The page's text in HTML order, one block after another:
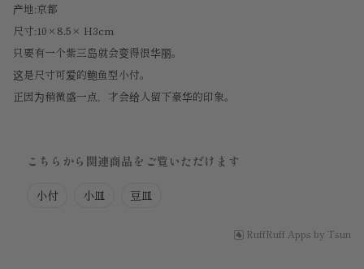
产地:京都
尺寸:10×8.5× H3cm
只要有一个紫三岛就会变得很华丽。
这是尺寸可爱的鲍鱼型小付。
正因为稍微盛一点，才会给人留下豪华的印象。
こちらから関連商品をご覧いただけます
小付 小皿 豆皿
RuffRuff Apps by Tsun